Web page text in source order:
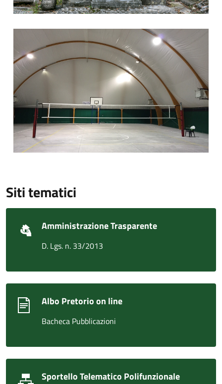
Siti tematici
Amministrazione Trasparente
D. Lgs. n. 33/2013
Albo Pretorio on line
Bacheca Pubblicazioni
Sportello Telematico Polifunzionale